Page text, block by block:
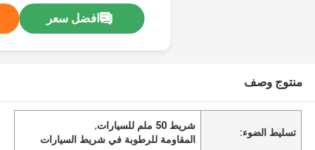
افضل سعر
منتوج وصف
تسليط الضوء:
شريط 50 ملم للسيارات
,
المقاومة للرطوبة في شريط السيارات